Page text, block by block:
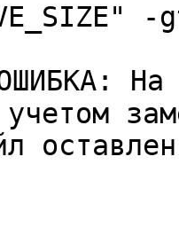
-
На
в